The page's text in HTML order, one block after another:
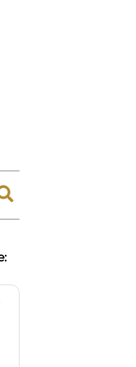
Expand
search